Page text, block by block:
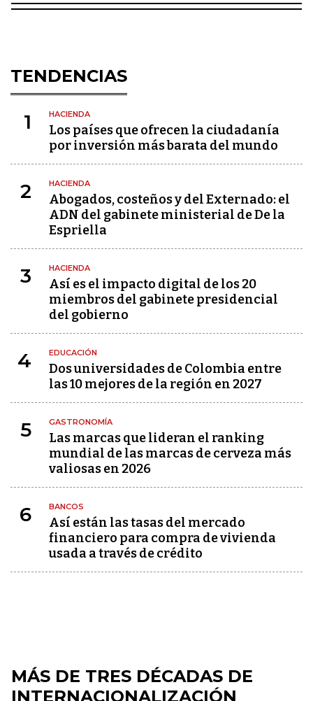
TENDENCIAS
1 HACIENDA
Los países que ofrecen la ciudadanía
por inversión más barata del mundo
2 HACIENDA
Abogados, costeños y del Externado: el
ADN del gabinete ministerial de De la
Espriella
3 HACIENDA
Así es el impacto digital de los 20
miembros del gabinete presidencial
del gobierno
4 EDUCACIÓN
Dos universidades de Colombia entre
las 10 mejores de la región en 2027
5 GASTRONOMÍA
Las marcas que lideran el ranking
mundial de las marcas de cerveza más
valiosas en 2026
6 BANCOS
Así están las tasas del mercado
financiero para compra de vivienda
usada a través de crédito
MÁS DE TRES DÉCADAS DE
INTERNACIONALIZACIÓN